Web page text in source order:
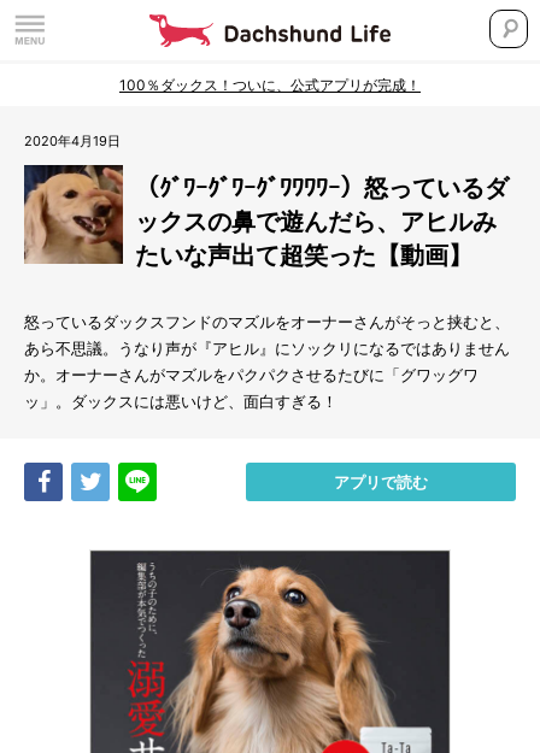
100％ダックス！ついに、公式アプリが完成！
2020年4月19日
（ｸﾞﾜｰｸﾞﾜｰｸﾞﾜﾜﾜﾜｰ）怒っているダ
ックスの鼻で遊んだら、アヒルみ
たいな声出て超笑った【動画】
怒っているダックスフンドのマズルをオーナーさんがそっと挟むと、
あら不思議。うなり声が『アヒル』にソックリになるではありません
か。オーナーさんがマズルをパクパクさせるたびに「グワッグワ
ッ」。ダックスには悪いけど、面白すぎる！
Share Tweet アプリで読む